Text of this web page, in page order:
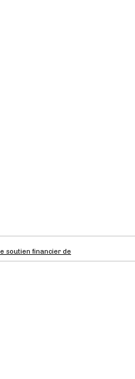
soutien financier de